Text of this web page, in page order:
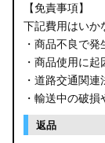
【免責事項】
下記費用はいか
・商品不良で
・商品使用に
・道路交通関
・輸送中の破
返品